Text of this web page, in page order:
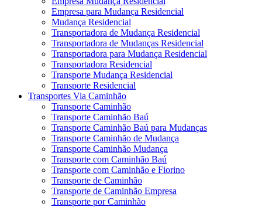
Empresa para Mudança Residencial
Mudança Residencial
Transportadora de Mudança Residencial
Transportadora de Mudanças Residencial
Transportadora para Mudança Residencial
Transportadora Residencial
Transporte Mudança Residencial
Transporte Residencial
Transportes Via Caminhão
Transporte Caminhão
Transporte Caminhão Baú
Transporte Caminhão Baú para Mudanças
Transporte Caminhão de Mudança
Transporte Caminhão Mudança
Transporte com Caminhão Baú
Transporte com Caminhão e Fiorino
Transporte de Caminhão
Transporte de Caminhão Empresa
Transporte por Caminhão